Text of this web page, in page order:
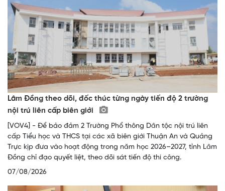
Lâm Đồng theo dõi, đốc thúc từng ngày tiến độ 2 trường
nội trú liên cấp biên giới
[VOV4] - Để bảo đảm 2 Trường Phổ thông Dân tộc nội trú liên
cấp Tiểu học và THCS tại các xã biên giới Thuận An và Quảng
Trực kịp đưa vào hoạt động trong năm học 2026–2027, tỉnh Lâm
Đồng chỉ đạo quyết liệt, theo dõi sát tiến độ thi công.
07/08/2026